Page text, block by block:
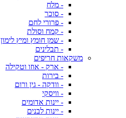
- מלח
- סוכר
- פרורי לחם
- קמח וסולת
- שמן חומץ ומיץ לימון
- תבלינים
משקאות חריפים
- ארק - אוזו וטקילה
- בירות
- וודקה - גין ורום
- וויסקי
- יינות אדומים
- יינות לבנים